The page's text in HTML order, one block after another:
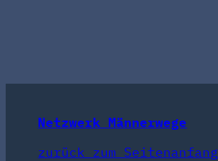
Netzwerk Männerwege
zurück zum Seitenanfang